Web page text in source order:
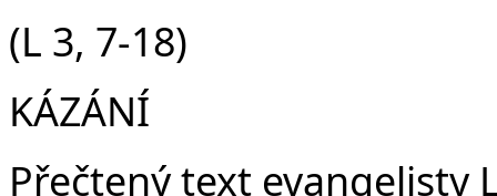
(L 3, 7-18)
KÁZÁNÍ
Přečtený text evangelisty